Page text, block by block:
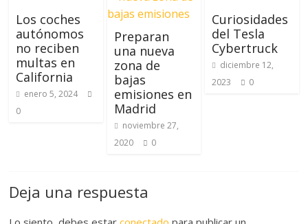
Los coches
autónomos
no reciben
multas en
California
enero 5, 2024
0
Preparan
una nueva
zona de
bajas
emisiones en
Madrid
noviembre 27,
2020
0
Curiosidades
del Tesla
Cybertruck
diciembre 12,
2023
0
Deja una respuesta